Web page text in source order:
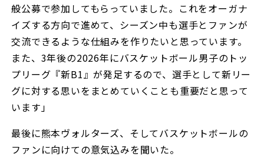
般公募で参加してもらっていました。これをオーガナ
イズする方向で進めて、シーズン中も選手とファンが
交流できるような仕組みを作りたいと思っています。
また、3年後の2026年にバスケットボール男子のトッ
プリーグ『新B1』が発足するので、選手として新リー
グに対する思いをまとめていくことも重要だと思って
います」
最後に熊本ヴォルターズ、そしてバスケットボールの
ファンに向けての意気込みを聞いた。